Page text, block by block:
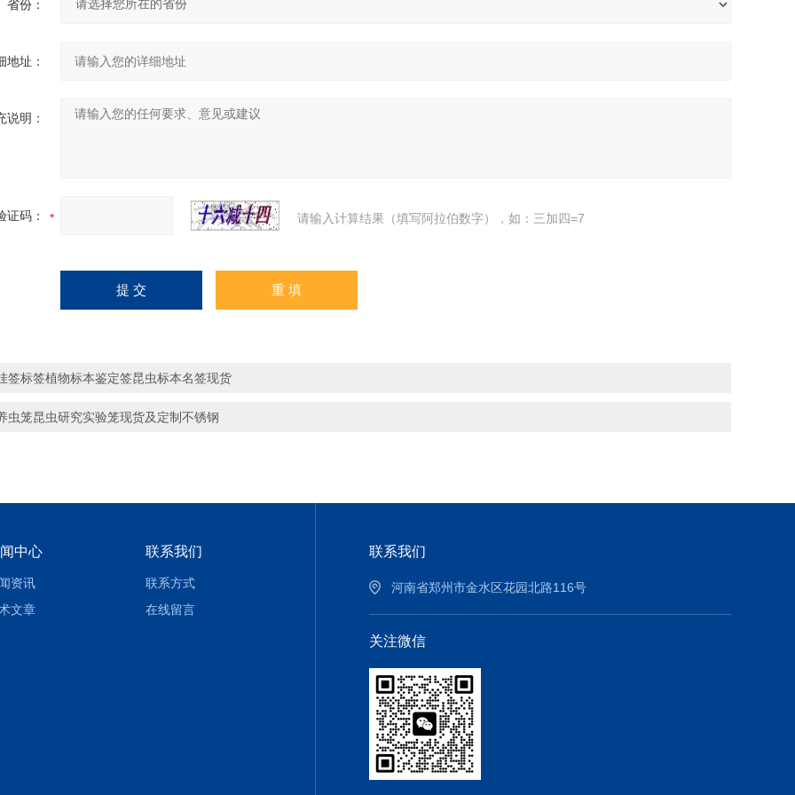
省份：
地址：
说明：
证码： 请输入计算结果（填写阿拉伯数字），如：三加四=7
签标签植物标本鉴定签昆虫标本名签现货
虫笼昆虫研究实验笼现货及定制不锈钢
中心
资讯
文章
联系我们
联系方式
在线留言
联系我们
河南省郑州市金水区花园北路116号
关注微信